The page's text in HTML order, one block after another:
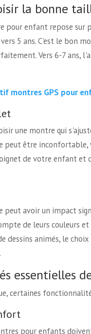
la bonne
pour enfant repose sur
5 ans. C'est le bon
Vers 6-7 ans,
montres GPS pour
une montre qui
être inconfortable,
de votre enfant et
peut avoir un impact
de leurs couleurs
dessins animés, le
essentielles
certaines
pour enfants